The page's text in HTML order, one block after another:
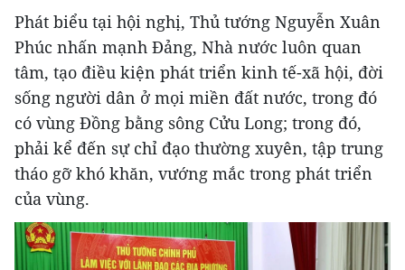
Phát biểu tại hội nghị, Thủ tướng Nguyễn Xuân
Phúc nhấn mạnh Đảng, Nhà nước luôn quan
tâm, tạo điều kiện phát triển kinh tế-xã hội, đời
sống người dân ở mọi miền đất nước, trong đó
có vùng Đồng bằng sông Cửu Long; trong đó,
phải kể đến sự chỉ đạo thường xuyên, tập trung
tháo gỡ khó khăn, vướng mắc trong phát triển
của vùng.